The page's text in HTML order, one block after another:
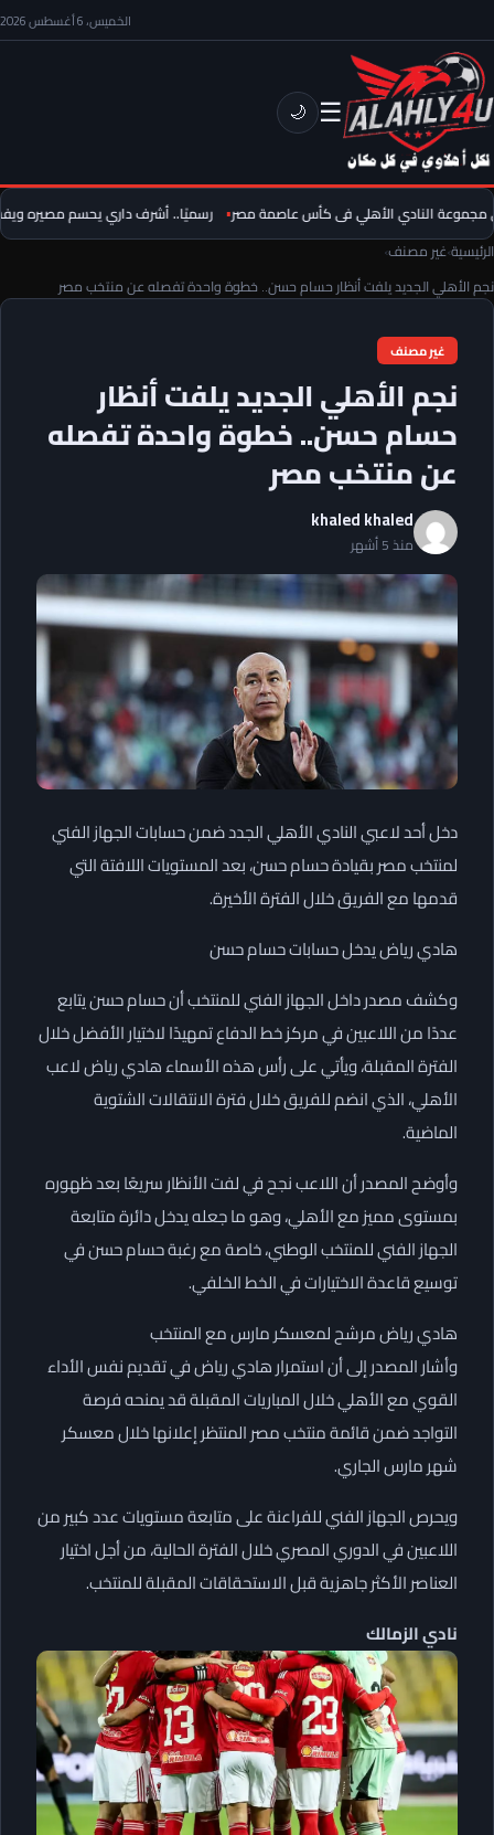
الخميس، 6 أغسطس 2026
☰
🌙
النادي الأهلي فى كأس عاصمة مصر
رسميًا.. أشرف داري يحسم مصيره ويفسخ
الرئيسية›غير مصنف›
نجم الأهلي الجديد يلفت أنظار حسام حسن.. خطوة واحدة تفصله عن منتخب مصر
غير مصنف
نجم الأهلي الجديد يلفت أنظار
حسام حسن.. خطوة واحدة تفصله
عن منتخب مصر
khaled khaled
منذ 5 أشهر
دخل أحد لاعبي النادي الأهلي الجدد ضمن حسابات الجهاز الفني
لمنتخب مصر بقيادة حسام حسن، بعد المستويات اللافتة التي
قدمها مع الفريق خلال الفترة الأخيرة.
هادي رياض يدخل حسابات حسام حسن
وكشف مصدر داخل الجهاز الفني للمنتخب أن حسام حسن يتابع
عددًا من اللاعبين في مركز خط الدفاع تمهيدًا لاختيار الأفضل خلال
الفترة المقبلة، ويأتي على رأس هذه الأسماء هادي رياض لاعب
الأهلي، الذي انضم للفريق خلال فترة الانتقالات الشتوية
الماضية.
وأوضح المصدر أن اللاعب نجح في لفت الأنظار سريعًا بعد ظهوره
بمستوى مميز مع الأهلي، وهو ما جعله يدخل دائرة متابعة
الجهاز الفني للمنتخب الوطني، خاصة مع رغبة حسام حسن في
توسيع قاعدة الاختيارات في الخط الخلفي.
هادي رياض مرشح لمعسكر مارس مع المنتخب
وأشار المصدر إلى أن استمرار هادي رياض في تقديم نفس الأداء
القوي مع الأهلي خلال المباريات المقبلة قد يمنحه فرصة
التواجد ضمن قائمة منتخب مصر المنتظر إعلانها خلال معسكر
شهر مارس الجاري.
ويحرص الجهاز الفني للفراعنة على متابعة مستويات عدد كبير من
اللاعبين في الدوري المصري خلال الفترة الحالية، من أجل اختيار
العناصر الأكثر جاهزية قبل الاستحقاقات المقبلة للمنتخب.
نادي الزمالك